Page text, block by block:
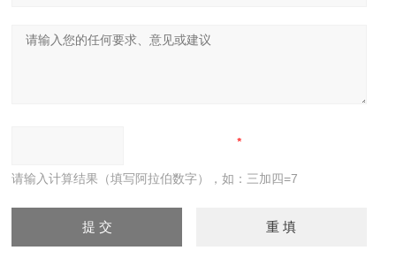
请输入计算结果（填写阿拉伯数字），如：三加四=7